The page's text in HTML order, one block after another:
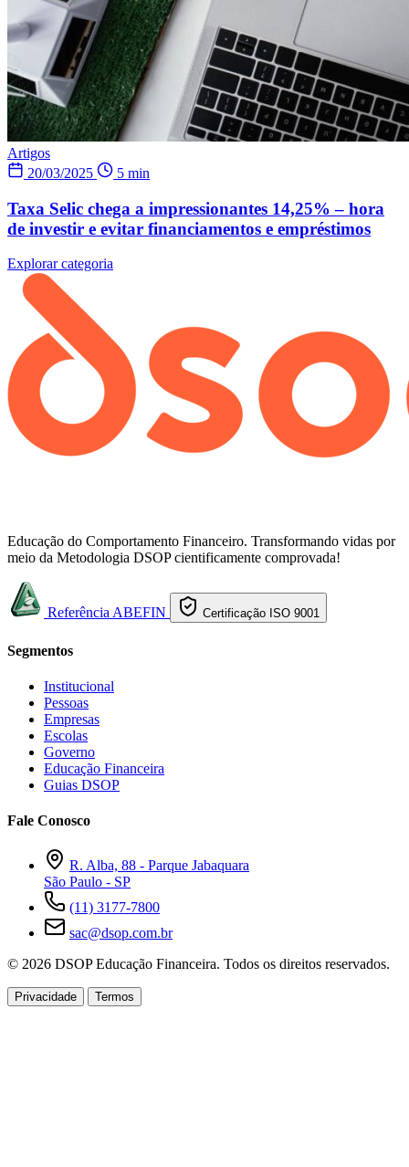
Artigos
20/03/2025
5 min
Taxa Selic chega a impressionantes 14,25% – hora
de investir e evitar financiamentos e empréstimos
Explorar categoria
Educação do Comportamento Financeiro. Transformando vidas por
meio da Metodologia DSOP cientificamente comprovada!
Referência ABEFIN Certificação ISO 9001
Segmentos
Institucional
Pessoas
Empresas
Escolas
Governo
Educação Financeira
Guias DSOP
Fale Conosco
R. Alba, 88 - Parque Jabaquara
São Paulo - SP
(11) 3177-7800
sac@dsop.com.br
© 2026 DSOP Educação Financeira. Todos os direitos reservados.
Privacidade Termos